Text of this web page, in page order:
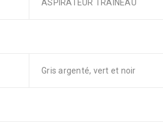
ASPIRATEUR TRAINEAU
Gris argenté, vert et noir